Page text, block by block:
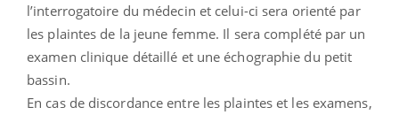
l’interrogatoire du médecin et celui-ci sera orienté par
les plaintes de la jeune femme. Il sera complété par un
examen clinique détaillé et une échographie du petit
bassin.
En cas de discordance entre les plaintes et les examens,